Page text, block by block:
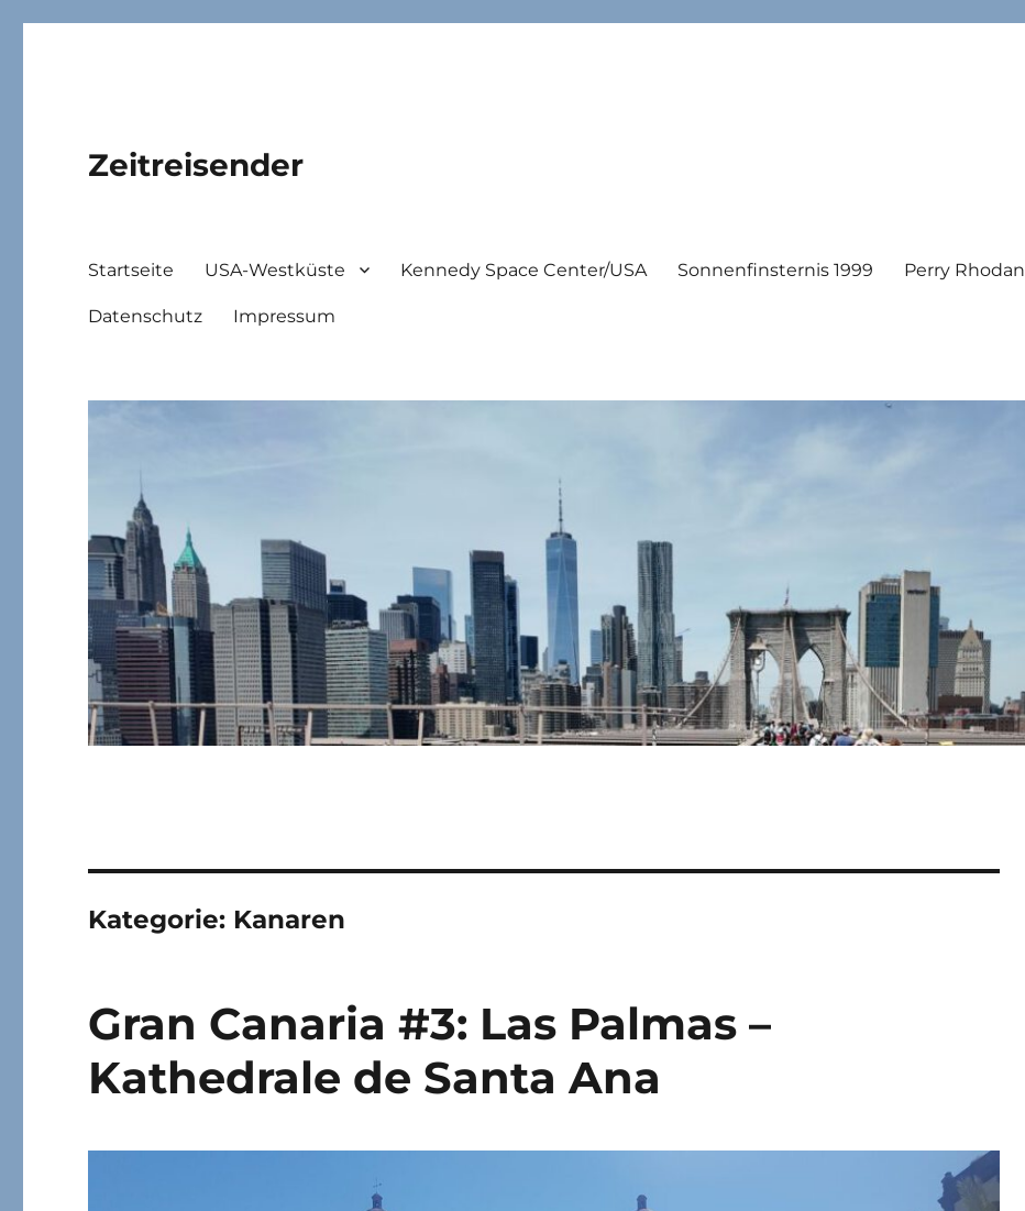
Zeitreisender
Startseite USA-Westküste Kennedy Space Center/USA Sonnenfinsternis 1999 Perry Rhodan
Datenschutz Impressum
Kategorie: Kanaren
Gran Canaria #3: Las Palmas –
Kathedrale de Santa Ana